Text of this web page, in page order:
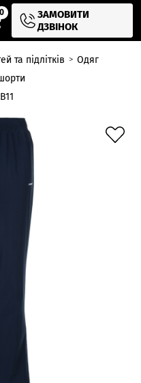
0
ЗАМОВИТИ
ДЗВІНОК
та підлітків
Одяг